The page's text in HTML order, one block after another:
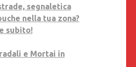
segnaletica
nella tua zona?
subito!
e Mortai in